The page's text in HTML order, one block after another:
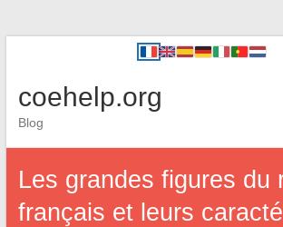
coehelp.org
Blog
Les grandes figures du
français et leurs